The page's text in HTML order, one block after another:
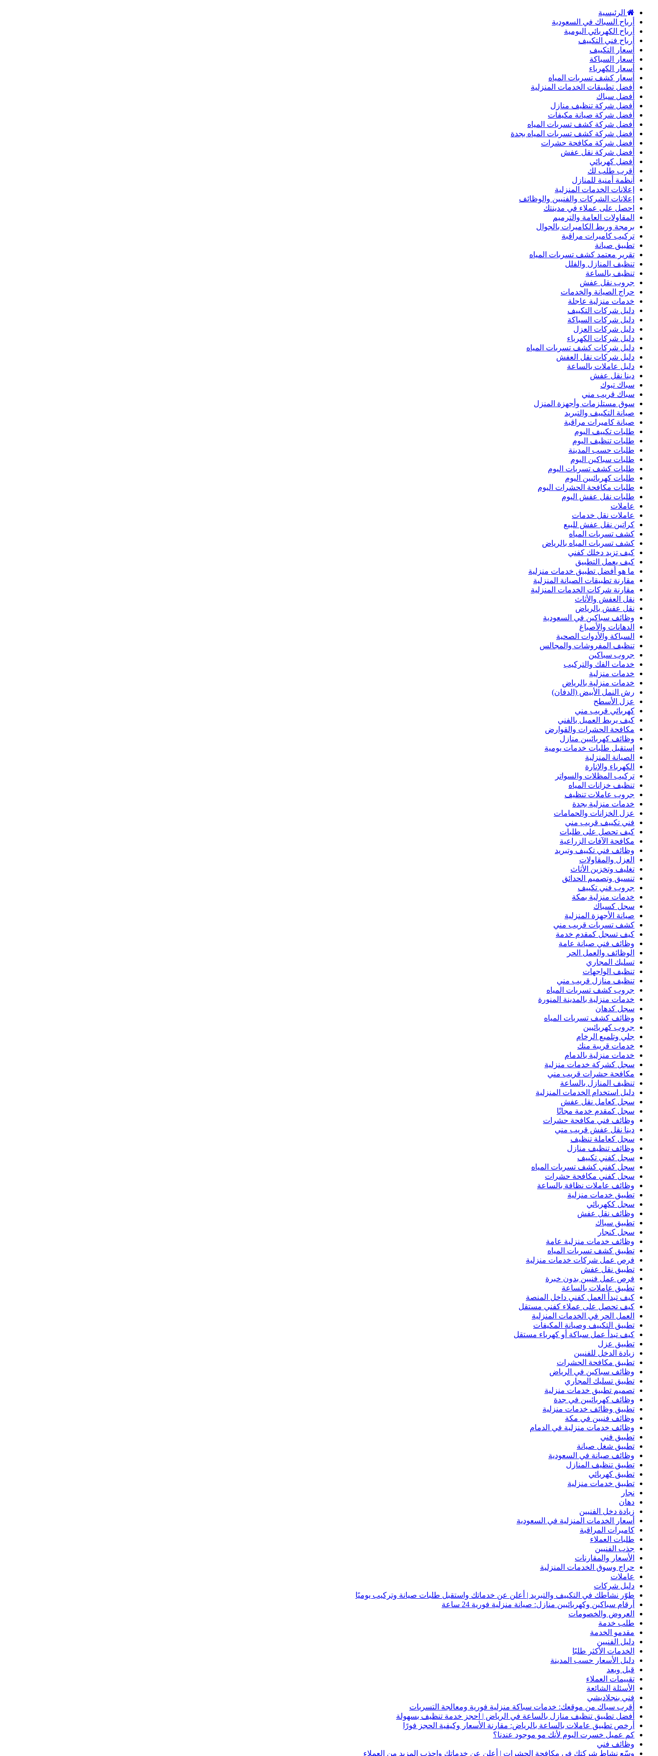
الرئيسية
أرباح السباك في السعودية
أرباح الكهربائي اليومية
أرباح فني التكييف
أسعار التكييف
أسعار السباكة
أسعار الكهرباء
أسعار كشف تسربات المياه
أفضل تطبيقات الخدمات المنزلية
أفضل سباك
أفضل شركة تنظيف منازل
أفضل شركة صيانة مكيفات
أفضل شركة كشف تسربات المياه
أفضل شركة كشف تسربات المياه بجدة
أفضل شركة مكافحة حشرات
أفضل شركة نقل عفش
أفضل كهربائي
أقرب طلب لك
أنظمة أمنية للمنازل
إعلانات الخدمات المنزلية
إعلانات الشركات والفنيين والوظائف
احصل على عملاء في مدينتك
المقاولات العامة والترميم
برمجة وربط الكاميرات بالجوال
تركيب كاميرات مراقبة
تطبيق صيانة
تقرير معتمد كشف تسربات المياه
تنظيف المنازل والفلل
تنظيف بالساعة
جروب نقل عفش
حراج الصيانة والخدمات
خدمات منزلية عاجلة
دليل شركات التكييف
دليل شركات السباكة
دليل شركات العزل
دليل شركات الكهرباء
دليل شركات كشف تسربات المياه
دليل شركات نقل العفش
دليل عاملات بالساعة
دينا نقل عفش
سباك تبوك
سباك قريب مني
سوق مستلزمات وأجهزة المنزل
صيانة التكييف والتبريد
صيانة كاميرات مراقبة
طلبات تكييف اليوم
طلبات تنظيف اليوم
طلبات حسب المدينة
طلبات سباكين اليوم
طلبات كشف تسربات اليوم
طلبات كهربائيين اليوم
طلبات مكافحة الحشرات اليوم
طلبات نقل عفش اليوم
عاملات
عاملات نقل خدمات
كراتين نقل عفش للبيع
كشف تسربات المياه
كشف تسربات المياه بالرياض
كيف تزيد دخلك كفني
كيف يعمل التطبيق
ما هو أفضل تطبيق خدمات منزلية
مقارنة تطبيقات الصيانة المنزلية
مقارنة شركات الخدمات المنزلية
نقل العفش والأثاث
نقل عفش بالرياض
وظائف سباكين في السعودية
الدهانات والأصباغ
السباكة والأدوات الصحية
تنظيف المفروشات والمجالس
جروب سباكين
خدمات الفك والتركيب
خدمات منزلية
خدمات منزلية بالرياض
رش النمل الأبيض (الدفان)
عزل الأسطح
كهربائي قريب مني
كيف يربط العميل بالفني
مكافحة الحشرات والقوارض
وظائف كهربائيين منازل
استقبل طلبات خدمات يومية
الصيانة المنزلية
الكهرباء والإنارة
تركيب المظلات والسواتر
تنظيف خزانات المياه
جروب عاملات تنظيف
خدمات منزلية بجدة
عزل الخزانات والحمامات
فني تكييف قريب مني
كيف تحصل على طلبات
مكافحة الآفات الزراعية
وظائف فني تكييف وتبريد
العزل والمقاولات
تغليف وتخزين الأثاث
تنسيق وتصميم الحدائق
جروب فني تكييف
خدمات منزلية بمكة
سجل كسباك
صيانة الأجهزة المنزلية
كشف تسربات قريب مني
كيف تسجل كمقدم خدمة
وظائف فني صيانة عامة
الوظائف والعمل الحر
تسليك المجاري
تنظيف الواجهات
تنظيف منازل قريب مني
جروب كشف تسربات المياه
خدمات منزلية بالمدينة المنورة
سجل كدهان
وظائف كشف تسربات المياه
جروب كهربائيين
جلي وتلميع الرخام
خدمات قريبة منك
خدمات منزلية بالدمام
سجل كشركة خدمات منزلية
مكافحة حشرات قريب مني
تنظيف المنازل بالساعة
دليل استخدام الخدمات المنزلية
سجل كعامل نقل عفش
سجل كمقدم خدمة مجانًا
وظائف فني مكافحة حشرات
دينا نقل عفش قريب مني
سجل كعاملة تنظيف
وظائف تنظيف منازل
سجل كفني تكييف
سجل كفني كشف تسربات المياه
سجل كفني مكافحة حشرات
وظائف عاملات نظافة بالساعة
تطبيق خدمات منزلية
سجل ككهربائي
وظائف نقل عفش
تطبيق سباك
سجل كنجار
وظائف خدمات منزلية عامة
تطبيق كشف تسربات المياه
فرص عمل شركات خدمات منزلية
تطبيق نقل عفش
فرص عمل فنيين بدون خبرة
تطبيق عاملات بالساعة
كيف تبدأ العمل كفني داخل المنصة
كيف تحصل على عملاء كفني مستقل
العمل الحر في الخدمات المنزلية
تطبيق التكييف وصيانة المكيفات
كيف تبدأ عمل سباكة أو كهرباء مستقل
تطبيق عزل
زيادة الدخل للفنيين
تطبيق مكافحة الحشرات
وظائف سباكين في الرياض
تطبيق تسليك المجاري
تصميم تطبيق خدمات منزلية
وظائف كهربائيين في جدة
تطبيق وظائف خدمات منزلية
وظائف فنيين في مكة
وظائف خدمات منزلية في الدمام
تطبيق فني
تطبيق شغل صيانة
وظائف صيانة في السعودية
تطبيق تنظيف المنازل
تطبيق كهربائي
تطبيق خدمات منزلية
نجار
دهان
زيادة دخل الفنيين
أسعار الخدمات المنزلية في السعودية
كاميرات المراقبة
طلبات العملاء
جذب الفنيين
الأسعار والمقارنات
حراج وسوق الخدمات المنزلية
عاملات
دليل شركات
طوّر نشاطك في التكييف والتبريد | أعلن عن خدماتك واستقبل طلبات صيانة وتركيب يوميًا
أرقام سباكين وكهربائيين منازل: صيانة منزلية فورية 24 ساعة
العروض والخصومات
طلب خدمة
مقدمو الخدمة
دليل الفنيين
الخدمات الأكثر طلبًا
دليل الأسعار حسب المدينة
قبل وبعد
تقييمات العملاء
الأسئلة الشائعة
فني بنجلاديشي
أقرب سباك من موقعك: خدمات سباكة منزلية فورية ومعالجة التسربات
أفضل تطبيق تنظيف منازل بالساعة في الرياض | احجز خدمة تنظيف بسهولة
أرخص تطبيق عاملات بالساعة بالرياض: مقارنة الأسعار وكيفية الحجز فورًا
كم عميل خسرت اليوم لأنك مو موجود عندنا؟
وظائف فني
وسّع نشاط شركتك في مكافحة الحشرات | أعلن عن خدماتك واجذب المزيد من العملاء